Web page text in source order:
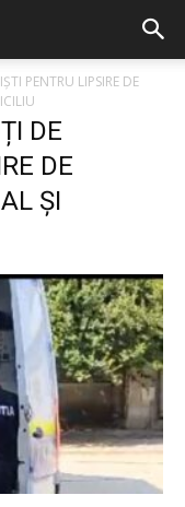
PENTRU LIPSIRE DE
DE
DE
ȘI